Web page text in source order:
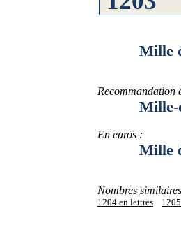
Mille
Recommandation
Mille-
En euros :
Mille
Nombres
1204 en lettres